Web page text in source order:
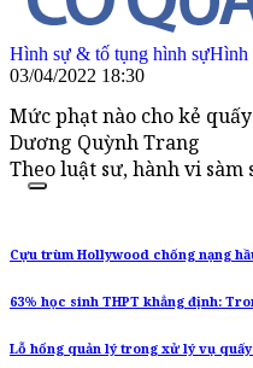
Hình sự & tố tụng hình sựHình
03/04/2022 18:30
Mức phạt nào cho kẻ
Dương Quỳnh Trang
Theo luật sư, hành vi
Cựu trùm Hollywood chống nạng
63% học sinh THPT khẳng định:
Lỗ hổng quản lý trong xử lý vụ